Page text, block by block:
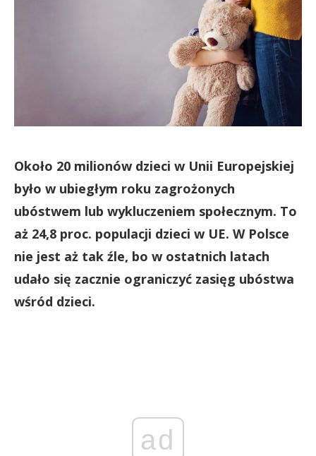
Około 20 milionów dzieci w Unii Europejskiej
było w ubiegłym roku zagrożonych
ubóstwem lub wykluczeniem społecznym. To
aż 24,8 proc. populacji dzieci w UE. W Polsce
nie jest aż tak źle, bo w ostatnich latach
udało się zacznie ograniczyć zasięg ubóstwa
wśród dzieci.
ad